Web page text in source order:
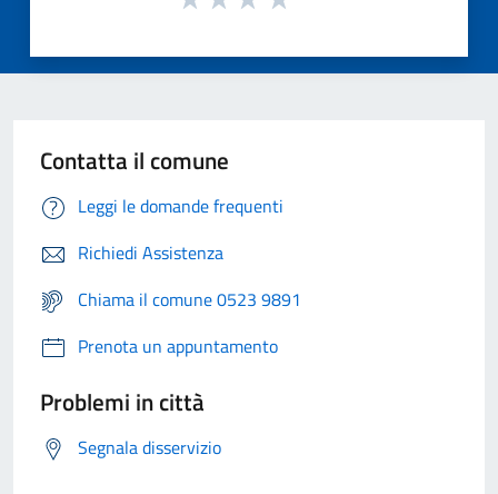
Contatta il comune
Leggi le domande frequenti
Richiedi Assistenza
Chiama il comune 0523 9891
Prenota un appuntamento
Problemi in città
Segnala disservizio